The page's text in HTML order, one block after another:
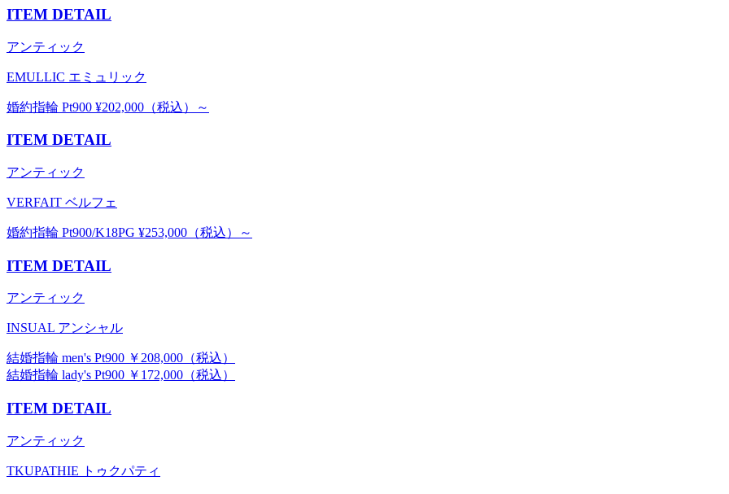
ITEM DETAIL
アンティック
EMULLIC エミュリック
婚約指輪 Pt900 ¥202,000（税込）～
ITEM DETAIL
アンティック
VERFAIT ベルフェ
婚約指輪 Pt900/K18PG ¥253,000（税込）～
ITEM DETAIL
アンティック
INSUAL アンシャル
結婚指輪 men's Pt900 ￥208,000（税込）
結婚指輪 lady's Pt900 ￥172,000（税込）
ITEM DETAIL
アンティック
TKUPATHIE トゥクパティ